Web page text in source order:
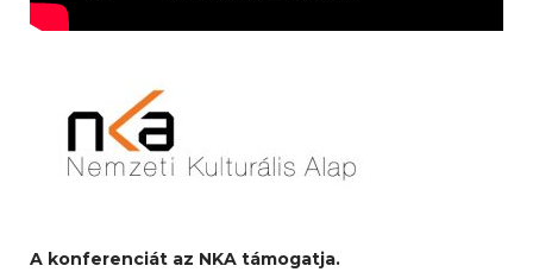
A konferenciát az NKA támogatja.